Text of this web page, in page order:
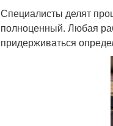
Специалисты делят
полноценный. Любая
придерживаться